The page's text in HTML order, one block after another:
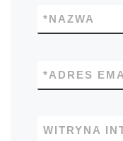
NAZWA
*
ADRES
*
WITRYNA